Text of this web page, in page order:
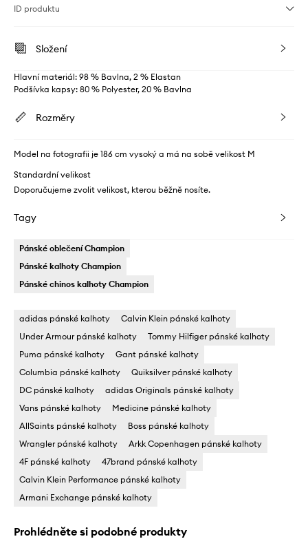
ID produktu
Složení
Hlavní materiál: 98 % Bavlna, 2 % Elastan
Podšívka kapsy: 80 % Polyester, 20 % Bavlna
Rozměry
Model na fotografii je 186 cm vysoký a má na sobě velikost M
Standardní velikost
Doporučujeme zvolit velikost, kterou běžně nosíte.
Tagy
Pánské oblečení Champion
Pánské kalhoty Champion
Pánské chinos kalhoty Champion
adidas pánské kalhoty
Calvin Klein pánské kalhoty
Under Armour pánské kalhoty
Tommy Hilfiger pánské kalhoty
Puma pánské kalhoty
Gant pánské kalhoty
Columbia pánské kalhoty
Quiksilver pánské kalhoty
DC pánské kalhoty
adidas Originals pánské kalhoty
Vans pánské kalhoty
Medicine pánské kalhoty
AllSaints pánské kalhoty
Boss pánské kalhoty
Wrangler pánské kalhoty
Arkk Copenhagen pánské kalhoty
4F pánské kalhoty
47brand pánské kalhoty
Calvin Klein Performance pánské kalhoty
Armani Exchange pánské kalhoty
Prohlédněte si podobné produkty